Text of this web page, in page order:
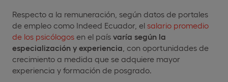
Respecto a la remuneración, según datos de portales
de empleo como Indeed Ecuador, el salario promedio
de los psicólogos en el país varía según la
especialización y experiencia , con oportunidades de
crecimiento a medida que se adquiere mayor
experiencia y formación de posgrado.